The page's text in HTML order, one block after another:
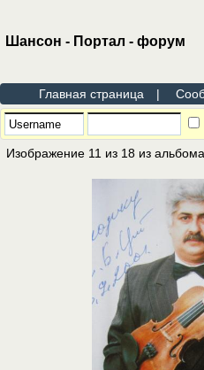
Шансон - Портал - форум
Главная страница |
Изображение 11 из 18 из альбома